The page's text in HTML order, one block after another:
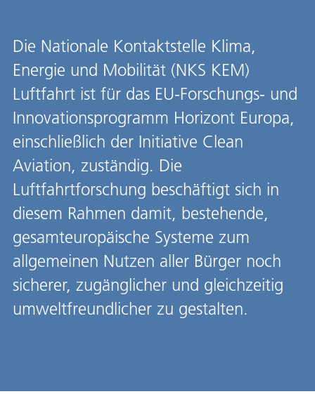
Die Nationale Kontaktstelle Klima,
Energie und Mobilität (NKS KEM)
Luftfahrt ist für das EU-Forschungs- und
Innovationsprogramm Horizont Europa,
einschließlich der Initiative Clean
Aviation, zuständig. Die
Luftfahrtforschung beschäftigt sich in
diesem Rahmen damit, bestehende,
gesamteuropäische Systeme zum
allgemeinen Nutzen aller Bürger noch
sicherer, zugänglicher und gleichzeitig
umweltfreundlicher zu gestalten.